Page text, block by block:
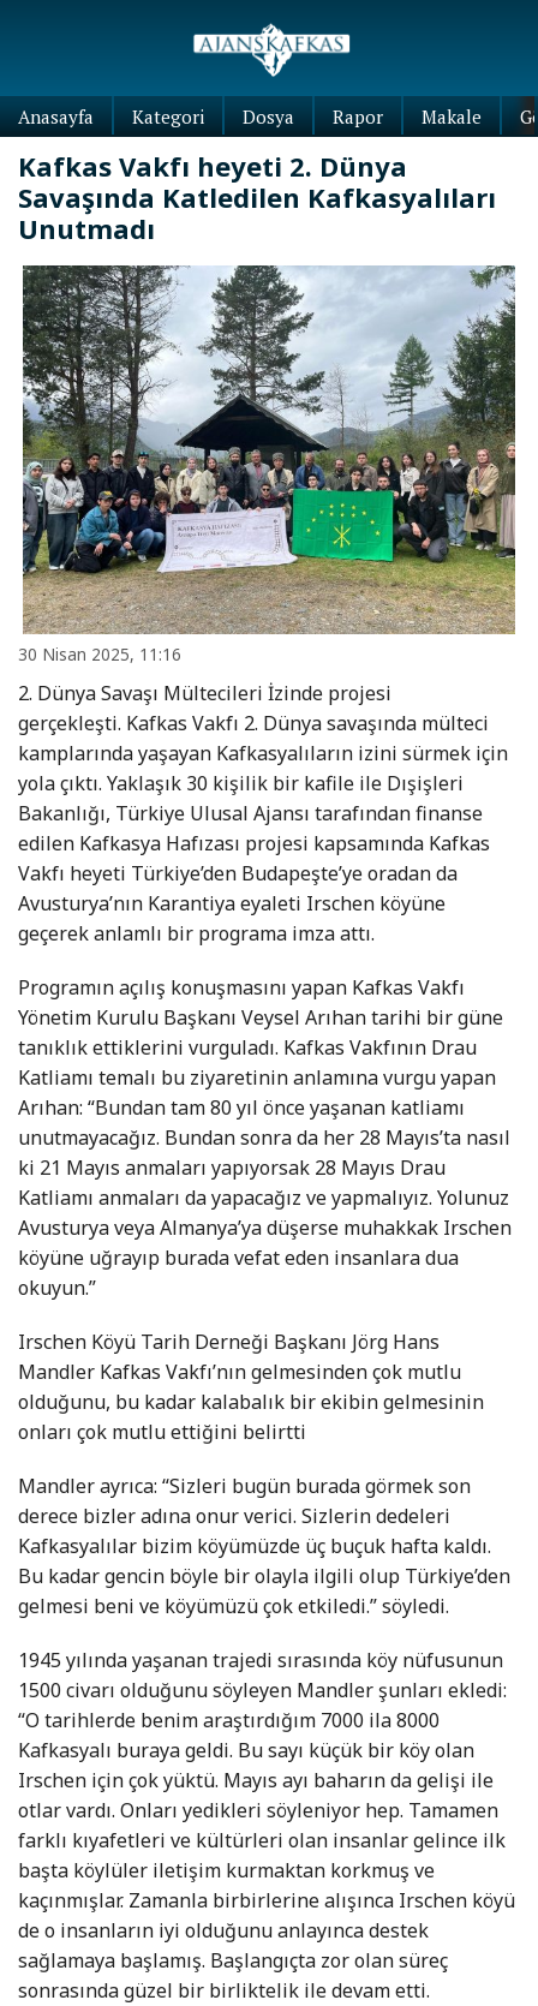
Anasayfa Kategori Dosya Rapor Makale
Kafkas Vakfı heyeti 2. Dünya
Savaşında Katledilen Kafkasyalıları
Unutmadı
30 Nisan 2025, 11:16
2. Dünya Savaşı Mültecileri İzinde projesi
gerçekleşti. Kafkas Vakfı 2. Dünya savaşında mülteci
kamplarında yaşayan Kafkasyalıların izini sürmek için
yola çıktı. Yaklaşık 30 kişilik bir kafile ile Dışişleri
Bakanlığı, Türkiye Ulusal Ajansı tarafından finanse
edilen Kafkasya Hafızası projesi kapsamında Kafkas
Vakfı heyeti Türkiye’den Budapeşte’ye oradan da
Avusturya’nın Karantiya eyaleti Irschen köyüne
geçerek anlamlı bir programa imza attı.
Programın açılış konuşmasını yapan Kafkas Vakfı
Yönetim Kurulu Başkanı Veysel Arıhan tarihi bir güne
tanıklık ettiklerini vurguladı. Kafkas Vakfının Drau
Katliamı temalı bu ziyaretinin anlamına vurgu yapan
Arıhan: “Bundan tam 80 yıl önce yaşanan katliamı
unutmayacağız. Bundan sonra da her 28 Mayıs’ta nasıl
ki 21 Mayıs anmaları yapıyorsak 28 Mayıs Drau
Katliamı anmaları da yapacağız ve yapmalıyız. Yolunuz
Avusturya veya Almanya’ya düşerse muhakkak Irschen
köyüne uğrayıp burada vefat eden insanlara dua
okuyun.”
Irschen Köyü Tarih Derneği Başkanı Jörg Hans
Mandler Kafkas Vakfı’nın gelmesinden çok mutlu
olduğunu, bu kadar kalabalık bir ekibin gelmesinin
onları çok mutlu ettiğini belirtti
Mandler ayrıca: “Sizleri bugün burada görmek son
derece bizler adına onur verici. Sizlerin dedeleri
Kafkasyalılar bizim köyümüzde üç buçuk hafta kaldı.
Bu kadar gencin böyle bir olayla ilgili olup Türkiye’den
gelmesi beni ve köyümüzü çok etkiledi.” söyledi.
1945 yılında yaşanan trajedi sırasında köy nüfusunun
1500 civarı olduğunu söyleyen Mandler şunları ekledi:
“O tarihlerde benim araştırdığım 7000 ila 8000
Kafkasyalı buraya geldi. Bu sayı küçük bir köy olan
Irschen için çok yüktü. Mayıs ayı baharın da gelişi ile
otlar vardı. Onları yedikleri söyleniyor hep. Tamamen
farklı kıyafetleri ve kültürleri olan insanlar gelince ilk
başta köylüler iletişim kurmaktan korkmuş ve
kaçınmışlar. Zamanla birbirlerine alışınca Irschen köyü
de o insanların iyi olduğunu anlayınca destek
sağlamaya başlamış. Başlangıçta zor olan süreç
sonrasında güzel bir birliktelik ile devam etti.